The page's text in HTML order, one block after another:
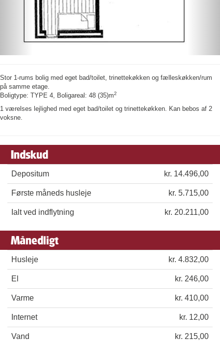
Stor 1-rums bolig med eget bad/toilet, trinettekøkken og fælleskøkken/rum
på samme etage.
Boligtype: TYPE 4, Boligareal: 48 (35)m2
1 værelses lejlighed med eget bad/toilet og trinettekøkken. Kan bebos af 2
voksne.
Indskud
Depositum kr. 14.496,00
Første måneds husleje kr. 5.715,00
Ialt ved indflytning kr. 20.211,00
Månedligt
Husleje kr. 4.832,00
El kr. 246,00
Varme kr. 410,00
Internet kr. 12,00
Vand kr. 215,00